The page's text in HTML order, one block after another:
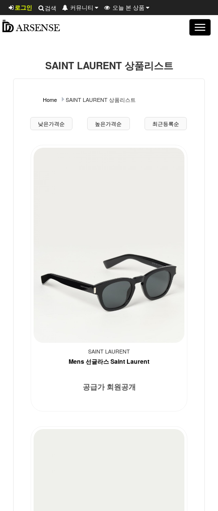
로그인 검색 커뮤니티 오늘 본 상품
Toggle
SAINT LAURENT 상품리스트
Home SAINT LAURENT 상품리스트
상품 정렬낮은가격순 높은가격순 최근등록순
SAINT LAURENT
Mens 선글라스 Saint Laurent
공급가 회원공개